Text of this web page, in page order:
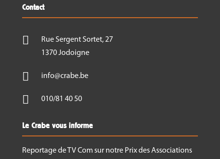
Contact

Rue Sergent Sortet, 27
1370 Jodoigne
 info@crabe.be
 010/81 40 50
Le Crabe vous informe
Reportage de TV Com sur notre Prix des Associations